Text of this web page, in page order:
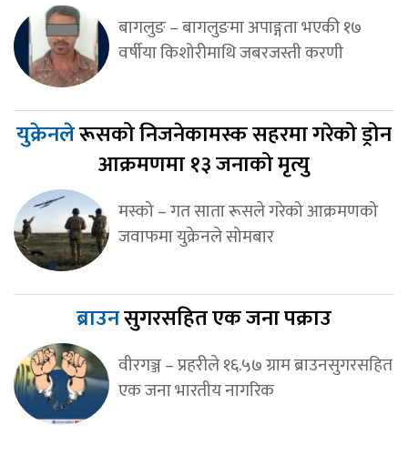
बागलुङ – बागलुङमा अपाङ्गता भएकी १७
वर्षीया किशोरीमाथि जबरजस्ती करणी
युक्रेनलेरूसको निजनेकामस्क सहरमा गरेको ड्रोन
आक्रमणमा १३ जनाको मृत्यु
मस्को – गत साता रूसले गरेको आक्रमणको
जवाफमा युक्रेनले सोमबार
ब्राउनसुगरसहित एक जना पक्राउ
वीरगञ्ज – प्रहरीले १६.५७ ग्राम ब्राउनसुगरसहित
एक जना भारतीय नागरिक